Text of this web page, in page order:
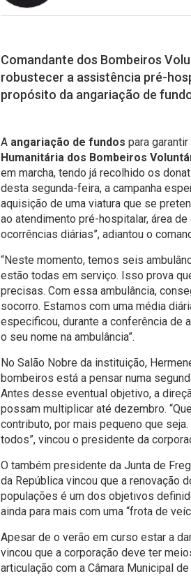
Comandante dos Bombeiros
robustecer a assistência pré-
propósito da angariação de
A angariação de fundos para
Humanitária dos Bombeiros
em marcha, tendo já recolhido os
desta segunda-feira, a campanha
aquisição de uma viatura que se
ao atendimento pré-hospitalar, área
ocorrências diárias”, adiantou o
“Neste momento, temos seis
estão todas em serviço. Isso prova
precisas. Com essa ambulância,
socorro. Estamos com uma média
especificou, durante a conferência de
o seu nome na ambulância”.
No Salão Nobre da instituição,
bombeiros está a pensar numa
Antes desse eventual objetivo, a
possam multiplicar até dezembro.
contributo, por mais pequeno que
todos”, vincou o presidente da
O também presidente da Junta de
da República vincou que a renovação
populações é um dos objetivos
ainda para mais com uma “frota de
Apesar de o verão em curso estar a
vincou que a corporação deve ter
articulação com a Câmara Municipal